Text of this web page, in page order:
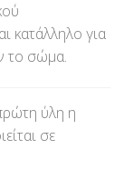
κατάλληλο για
το σώμα.
ύλη η
σε